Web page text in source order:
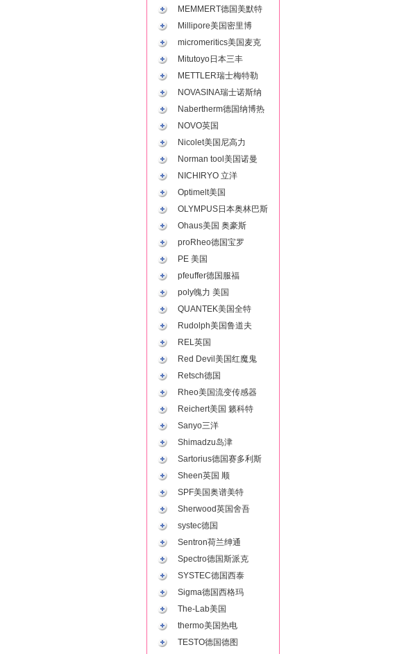
MEMMERT德国美默特
Millipore美国密里博
micromeritics美国麦克
Mitutoyo日本三丰
METTLER瑞士梅特勒
NOVASINA瑞士诺斯纳
Nabertherm德国纳博热
NOVO英国
Nicolet美国尼高力
Norman tool美国诺曼
NICHIRYO 立洋
Optimelt美国
OLYMPUS日本奥林巴斯
Ohaus美国 奥豪斯
proRheo德国宝罗
PE 美国
pfeuffer德国服福
poly魄力 美国
QUANTEK美国全特
Rudolph美国鲁道夫
REL英国
Red Devil美国红魔鬼
Retsch德国
Rheo美国流变传感器
Reichert美国 籁科特
Sanyo三洋
Shimadzu岛津
Sartorius德国赛多利斯
Sheen英国 顺
SPF美国奥谱美特
Sherwood英国舍吾
systec德国
Sentron荷兰绅通
Spectro德国斯派克
SYSTEC德国西泰
Sigma德国西格玛
The-Lab美国
thermo美国热电
TESTO德国德图